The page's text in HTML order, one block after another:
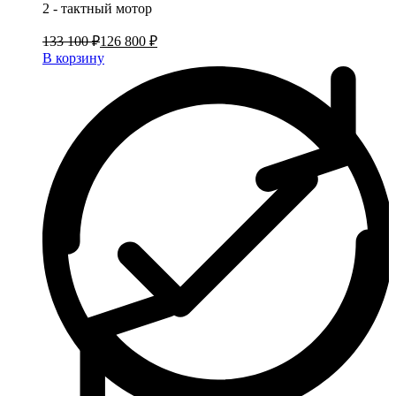
2 - тактный мотор
133 100 ₽126 800 ₽
В корзину